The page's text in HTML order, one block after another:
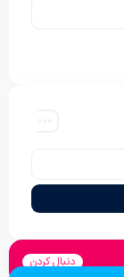
دنبال کردن